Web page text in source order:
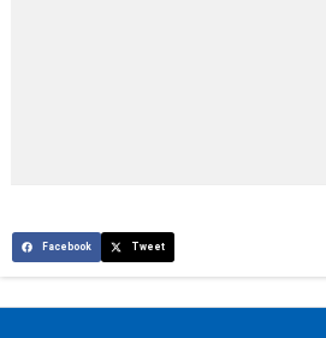
Facebook Tweet